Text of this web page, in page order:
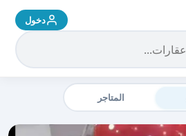
دخول
المتاجر